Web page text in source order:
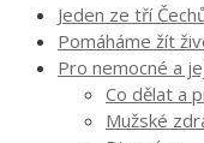
Jeden ze tří
Pomáháme žít
Pro nemocné a
Co dělat a
Mužské